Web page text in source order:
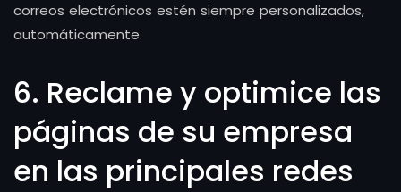
correos electrónicos estén siempre personalizados,
automáticamente.
6. Reclame y optimice las
páginas de su empresa
en las principales redes